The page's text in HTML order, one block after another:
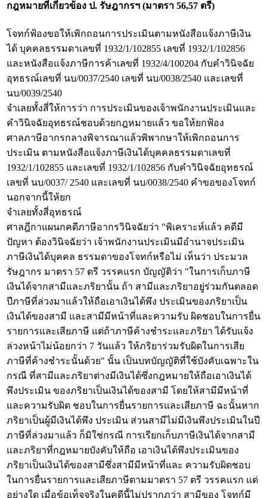
กฎหมายที่เกี่ยวข้อง ป. รัษฎากรฯ (มาตรา 56,57 ตรี)
โจทก์ฟ้องขอให้เพิกถอนการประเมินตามหนังสือแจ้งภาษีเงิน
ได้ บุคคลธรรมดาเลขที่ 1932/1/102855 เลขที่ 1932/1/102856
และหนังสือแจ้งภาษีการค้าเลขที่ 1932/4/100204 กับคำวินิจฉัย
อุทธรณ์เลขที่ นบ/0037/2540 เลขที่ นบ/0038/2540 และเลขที่
นบ/0039/2540
จำเลยทั้งสี่ให้การว่า การประเมินของเจ้าพนักงานประเมินและ
คำวินิจฉัยอุทธรณ์ชอบด้วยกฎหมายแล้ว ขอให้ยกฟ้อง
ศาลภาษีอากรกลางพิจารณาแล้วพิพากษาให้เพิกถอนการ
ประเมิน ตามหนังสือแจ้งภาษีเงินได้บุคคลธรรมดาเลขที่
1932/1/102855 และเลขที่ 1932/1/102856 กับคำวินิจฉัยอุทธรณ์
เลขที่ นบ/0037/ 2540 และเลขที่ นบ/0038/2540 คำขอของโจทก์
นอกจากนี้ให้ยก
จำเลยทั้งสี่อุทธรณ์
ศาลฎีกาแผนกคดีภาษีอากรวินิจฉัยว่า "พิเคราะห์แล้ว คดีมี
ปัญหา ต้องวินิจฉัยว่า เจ้าพนักงานประเมินมีอำนาจประเมิน
ภาษีเงินได้บุคคล ธรรมดาของโจทก์หรือไม่ เห็นว่า ประมวล
รัษฎากร มาตรา 57 ตรี วรรคแรก บัญญัติว่า "ในการเก็บภาษี
เงินได้จากสามีและภริยานั้น ถ้า สามีและภริยาอยู่ร่วมกันตลอด
ปีภาษีที่ล่วงมาแล้วให้ถือเอาเงินได้พึง ประเมินของภริยาเป็น
เงินได้ของสามี และสามีมีหน้าที่และความรับ ผิดชอบในการยื่น
รายการและเสียภาษี แต่ถ้าภาษีค้างชำระและภริยา ได้รับแจ้ง
ล่วงหน้าไม่น้อยกว่า 7 วันแล้ว ให้ภริยาร่วมรับผิดในการเสีย
ภาษีที่ค้างชำระนั้นด้วย" นั้น เป็นบทบัญญัติที่ใช้บังคับเฉพาะใน
กรณี ที่สามีและภริยาต่างมีเงินได้ซึ่งกฎหมายให้ถือเอาเงินได้
พึงประเมิน ของภริยาเป็นเงินได้ของสามี โดยให้สามีมีหน้าที่
และความรับผิด ชอบในการยื่นรายการและเสียภาษี ฉะนั้นหาก
ภริยาเป็นผู้มีเงินได้พึง ประเมิน ส่วนสามีไม่มีเงินพึงประเมินในปี
ภาษีที่ล่วงมาแล้ว ก็มิใช่กรณี การเรียกเก็บภาษีเงินได้จากสามี
และภริยาที่กฎหมายบังคับให้ถือ เอาเงินได้พึงประเมินของ
ภริยาเป็นเงินได้ของสามีซึ่งสามีมีหน้าที่และ ความรับผิดชอบ
ในการยื่นรายการและเสียภาษีตามมาตรา 57 ตรี วรรคแรก แต่
อย่างใด เมื่อข้อเท็จจริงในคดีนี้ไม่ปรากฏว่า สามีของ โจทก์มี